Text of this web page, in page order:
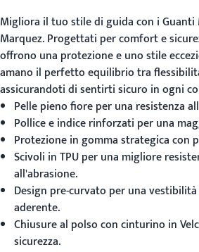
Migliora il tuo stile di guida con iGuanti
Marquez. Progettati per comfort e
offrono una protezione e uno stile
amano il perfetto equilibrio tra
assicurandoti di sentirti sicuro in ogni
Pelle pieno fiore per una resistenza
Pollice e indice rinforzati per una
Protezione in gomma strategica con
Scivoli in TPU per una migliore
all'abrasione.
Design pre-curvato per una
aderente.
Chiusure al polso con cinturino in
sicurezza.